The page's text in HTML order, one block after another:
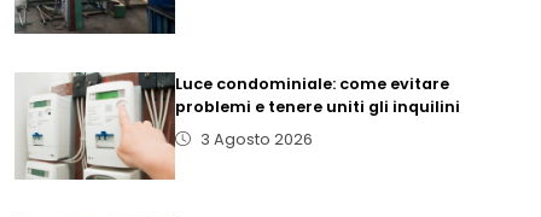
Luce condominiale: come evitare
problemi e tenere uniti gli inquilini
3 Agosto 2026